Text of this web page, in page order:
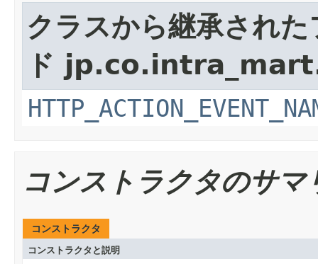
クラスから継承された
ド
コンストラクタのサマ
コンストラクタ
コンストラクタと説明